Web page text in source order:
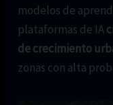
modelos de
plataformas de IA
de crecimiento
zonas con alta